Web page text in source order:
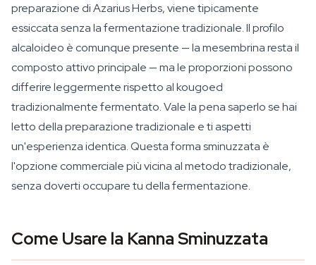
preparazione di Azarius Herbs, viene tipicamente
essiccata senza la fermentazione tradizionale. Il profilo
alcaloideo è comunque presente — la mesembrina resta il
composto attivo principale — ma le proporzioni possono
differire leggermente rispetto al kougoed
tradizionalmente fermentato. Vale la pena saperlo se hai
letto della preparazione tradizionale e ti aspetti
un'esperienza identica. Questa forma sminuzzata è
l'opzione commerciale più vicina al metodo tradizionale,
senza doverti occupare tu della fermentazione.
Come Usare la Kanna Sminuzzata